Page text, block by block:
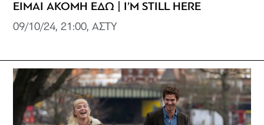
ΕΙΜΑΙ ΑΚΟΜΗ ΕΔΩ | I’M STILL HERE
09/10/24, 21:00, ΑΣΤΥ